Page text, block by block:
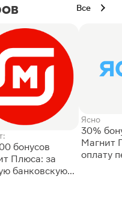
Все
бонусов
Плюса: за
банковскую
Ясно
30%
Магнит
оплату